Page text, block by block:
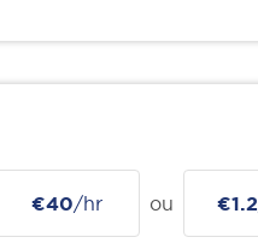
€40/hr ou €1.2